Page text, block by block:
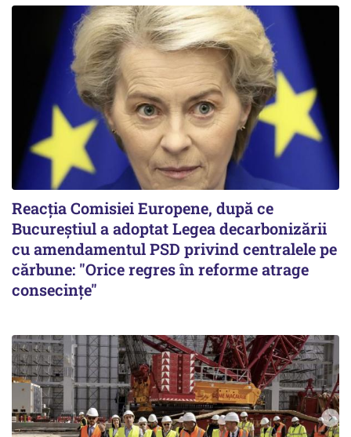
Reacția Comisiei Europene, după ce
Bucureștiul a adoptat Legea decarbonizării
cu amendamentul PSD privind centralele pe
cărbune: "Orice regres în reforme atrage
consecințe"